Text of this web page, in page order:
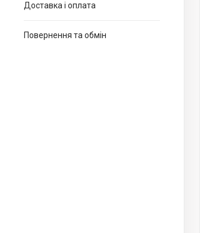
Доставка і оплата
Повернення та обмін